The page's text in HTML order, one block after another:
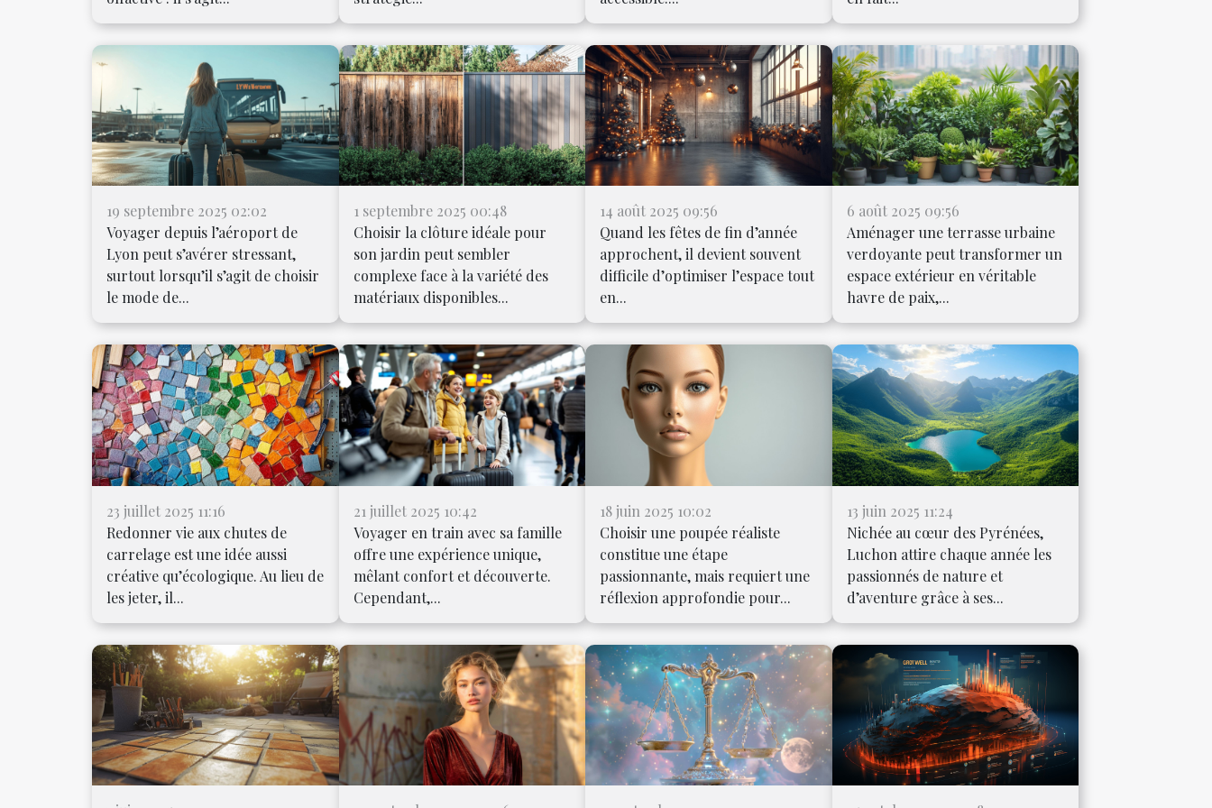
19 septembre 2025 02:02
Voyager depuis l’aéroport de
Lyon peut s’avérer stressant,
surtout lorsqu’il s’agit de choisir
le mode de...
1 septembre 2025 00:48
Choisir la clôture idéale pour
son jardin peut sembler
complexe face à la variété des
matériaux disponibles...
14 août 2025 09:56
Quand les fêtes de fin d’année
approchent, il devient souvent
difficile d’optimiser l’espace tout
en...
6 août 2025 09:56
Aménager une terrasse urbaine
verdoyante peut transformer un
espace extérieur en véritable
havre de paix,...
23 juillet 2025 11:16
Redonner vie aux chutes de
carrelage est une idée aussi
créative qu’écologique. Au lieu de
les jeter, il...
21 juillet 2025 10:42
Voyager en train avec sa famille
offre une expérience unique,
mêlant confort et découverte.
Cependant,...
18 juin 2025 10:02
Choisir une poupée réaliste
constitue une étape
passionnante, mais requiert une
réflexion approfondie pour...
13 juin 2025 11:24
Nichée au cœur des Pyrénées,
Luchon attire chaque année les
passionnés de nature et
d’aventure grâce à ses...